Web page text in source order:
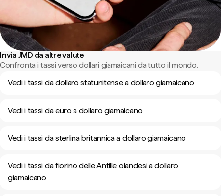
Invia JMD da altre valute
Confronta i tassi verso dollari giamaicani da tutto il mondo.
Vedi i tassi da dollaro statunitense a dollaro giamaicano
Vedi i tassi da euro a dollaro giamaicano
Vedi i tassi da sterlina britannica a dollaro giamaicano
Vedi i tassi da fiorino delle Antille olandesi a dollaro
giamaicano